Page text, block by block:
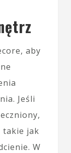
aby
Jeśli
takie jak
W